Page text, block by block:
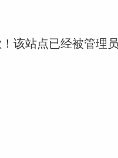
该站点已经被管理